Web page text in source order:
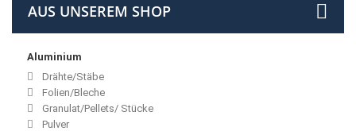
AUS UNSEREM SHOP
Aluminium
Drähte/Stäbe
Folien/Bleche
Granulat/Pellets/ Stücke
Pulver